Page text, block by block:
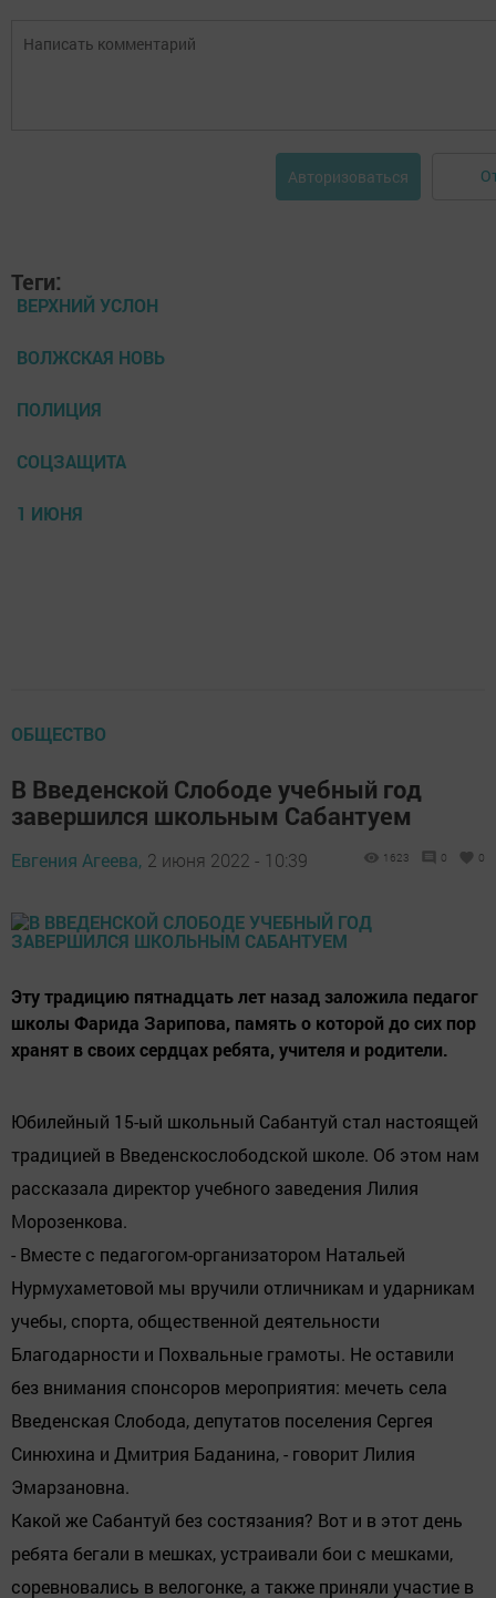
Авторизоваться
Теги:
ВЕРХНИЙ УСЛОН
ВОЛЖСКАЯ НОВЬ
ПОЛИЦИЯ
СОЦЗАЩИТА
1 ИЮНЯ
ОБЩЕСТВО
В Введенской Слободе учебный год
завершился школьным Сабантуем
Евгения Агеева, 2 июня 2022 - 10:39 1623 0 0
Эту традицию пятнадцать лет назад заложила педагог
школы Фарида Зарипова, память о которой до сих пор
хранят в своих сердцах ребята, учителя и родители.
Юбилейный 15-ый школьный Сабантуй стал настоящей
традицией в Введенскослободской школе. Об этом нам
рассказала директор учебного заведения Лилия
Морозенкова.
- Вместе с педагогом-организатором Натальей
Нурмухаметовой мы вручили отличникам и ударникам
учебы, спорта, общественной деятельности
Благодарности и Похвальные грамоты. Не оставили
без внимания спонсоров мероприятия: мечеть села
Введенская Слобода, депутатов поселения Сергея
Синюхина и Дмитрия Баданина, - говорит Лилия
Эмарзановна.
Какой же Сабантуй без состязания? Вот и в этот день
ребята бегали в мешках, устраивали бои с мешками,
соревновались в велогонке, а также приняли участие в